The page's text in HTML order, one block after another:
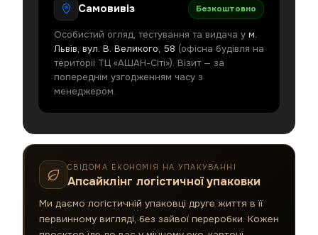
Самовивіз Безкоштовно
Особистий огляд, тестування та видача у м.
Львів, вул. В. Великого, 58 (офісна будівля на
території ТЦ «АШАН-Сіті»). Візит — за
попереднім узгодженням часу з
менеджером.
СВІДОМА ЕКОНОМІЯ НА УПАКУВАННІ
Апсайклінг логістичної упаковки
Ми даємо логістичній упаковці друге життя в її
первинному вигляді, без зайвої переробки. Кожен